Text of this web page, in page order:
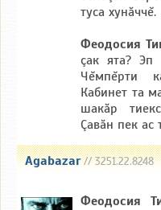
туса хунăччĕ.
Феодосия
çак ята?
Чĕмпĕрти
Кабинет та
шакăр
Çавăн пек ас
Agabazar// 3251.22.8248
Феодосия